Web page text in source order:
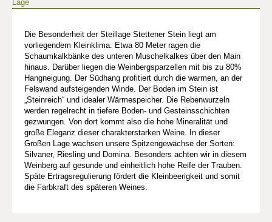
Lage
Die Besonderheit der Steillage Stettener Stein liegt am
vorliegendem Kleinklima. Etwa 80 Meter ragen die
Schaumkalkbänke des unteren Muschelkalkes über den Main
hinaus. Darüber liegen die Weinbergsparzellen mit bis zu 80%
Hangneigung. Der Südhang profitiert durch die warmen, an der
Felswand aufsteigenden Winde. Der Boden im Stein ist
„Steinreich“ und idealer Wärmespeicher. Die Rebenwurzeln
werden regelrecht in tiefere Boden- und Gesteinsschichten
gezwungen. Von dort kommt also die hohe Mineralität und
große Eleganz dieser charakterstarken Weine. In dieser
Großen Lage wachsen unsere Spitzengewächse der Sorten:
Silvaner, Riesling und Domina. Besonders achten wir in diesem
Weinberg auf gesunde und einheitlich hohe Reife der Trauben.
Späte Ertragsregulierung fördert die Kleinbeerigkeit und somit
die Farbkraft des späteren Weines.